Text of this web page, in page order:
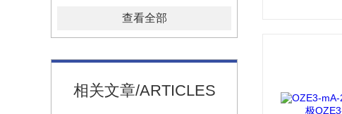
查看全部
相关文章/ARTICLES